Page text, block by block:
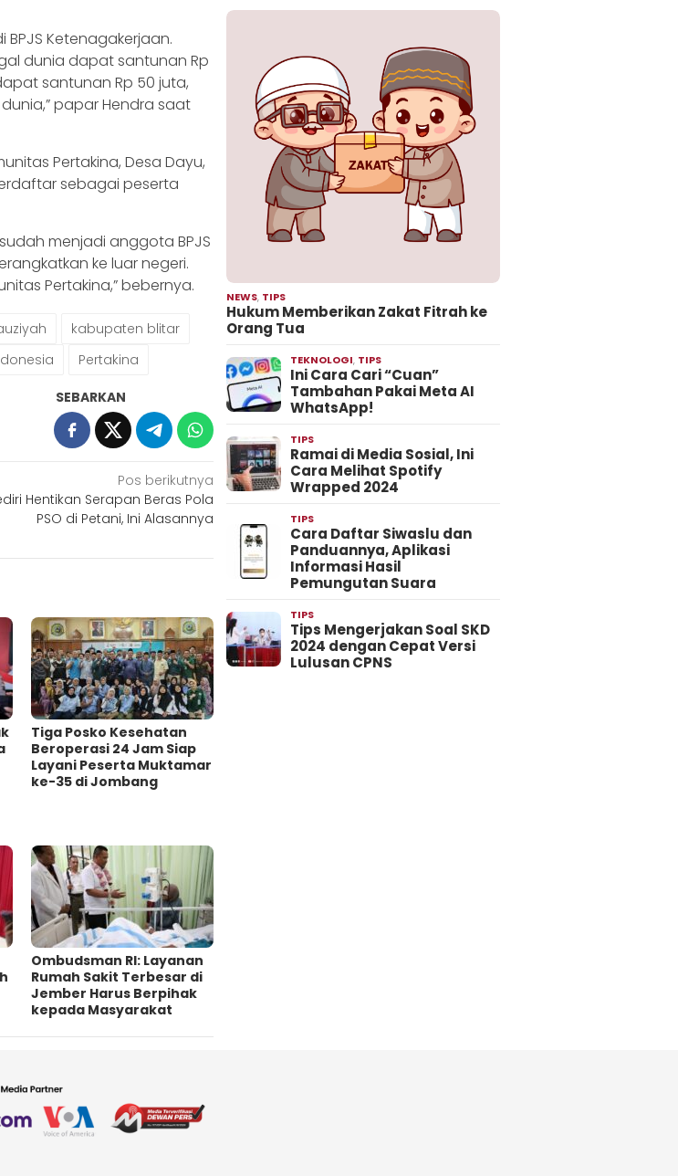
Ketenagakerjaan.
dunia dapat santunan Rp
santunan Rp 50 juta,
papar Hendra saat
Pertakina, Desa Dayu,
sebagai peserta
menjadi anggota BPJS
ke luar negeri.
Pertakina,” bebernya.
kabupaten blitar
Pertakina
SEBARKAN
Pos berikutnya
Hentikan Serapan Beras Pola
PSO di Petani, Ini Alasannya
Tiga Posko Kesehatan
Beroperasi 24 Jam Siap
Layani Peserta Muktamar
ke-35 di Jombang
Ombudsman RI: Layanan
Rumah Sakit Terbesar di
Jember Harus Berpihak
kepada Masyarakat
NEWS, TIPS
Hukum Memberikan Zakat Fitrah ke
Orang Tua
TEKNOLOGI, TIPS
Ini Cara Cari “Cuan”
Tambahan Pakai Meta AI
WhatsApp!
TIPS
Ramai di Media Sosial, Ini
Cara Melihat Spotify
Wrapped 2024
TIPS
Cara Daftar Siwaslu dan
Panduannya, Aplikasi
Informasi Hasil
Pemungutan Suara
TIPS
Tips Mengerjakan Soal SKD
2024 dengan Cepat Versi
Lulusan CPNS